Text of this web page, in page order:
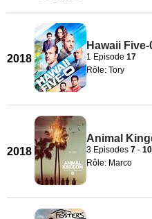
2018
Hawaii
1 Episode 17
Rôle: Tory
2018
Animal
3 Episodes 7 - 10
Rôle: Marco